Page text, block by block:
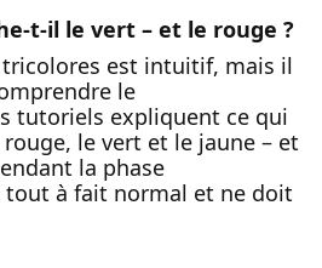
t-il le vert – et le rouge ?
tricolores est intuitif, mais il
le
tutoriels expliquent ce qui
le vert et le jaune – et
la phase
tout à fait normal et ne doit